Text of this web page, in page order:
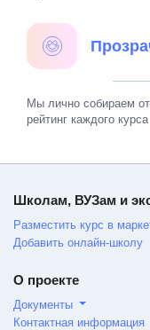
Мы лично собираем
рейтинг каждого курса
Школам, ВУЗам и
Разместить курс в
Добавить онлайн-школу
О проекте
Документы
Контактная информация